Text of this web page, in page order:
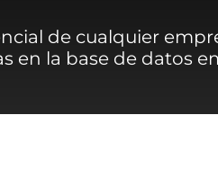
de cualquier
en la base de datos